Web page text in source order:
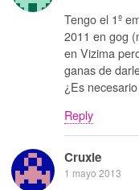
Tengo el 1º
2011 en gog
en Vizima
ganas de
¿Es
Reply
Cruxie
1 mayo 2013